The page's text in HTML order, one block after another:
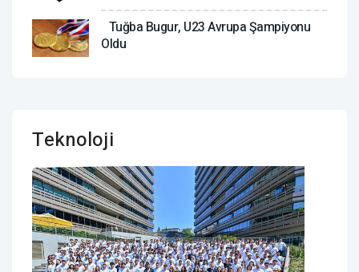
Tuğba Bugur, U23 Avrupa Şampiyonu
Oldu
Teknoloji